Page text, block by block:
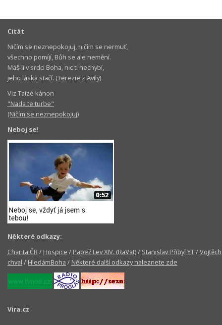
Citát
Ničím se neznepokojuj, ničím se nermuť,
všechno pomíjí, Bůh se ale nemění.
Máš-li v srdci Boha, nic ti nechybí,
jeho láska stačí. (Terezie z Avily)
Viz Taizé kánon
"Nada te turbe"
(Ničím se neznepokojuj)
Neboj se!
Některé odkazy:
Charita ČR/ Hospice / Papež Lev XIV. (RaVat)/ Stanislav Přibyl YT/
chval / HledámBoha / Některé další odkazy naleznete zde
Vira.cz